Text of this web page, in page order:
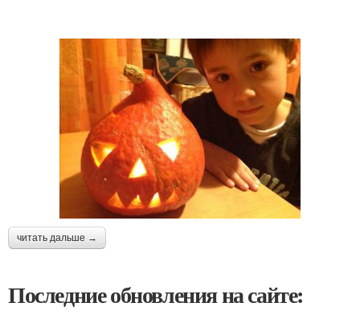
читать дальше →
Последние обновления на сайте: